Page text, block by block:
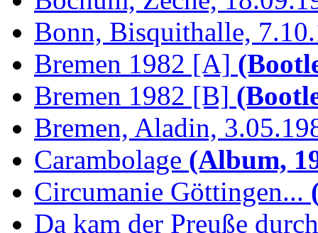
Bonn, Bisquithalle,
Bremen 1982 [A]
Bremen 1982 [B]
Bremen, Aladin,
Carambolage (Album,
Circumanie Göttingen...
Da kam der Preuße durch